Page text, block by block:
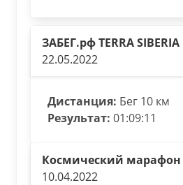
ЗАБЕГ.рф TERRA SIBERIA
22.05.2022
Дистанция: Бег 10 км
Результат: 01:09:11
Космический марафон
10.04.2022